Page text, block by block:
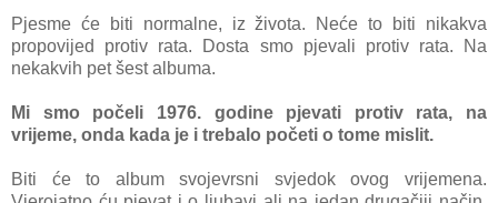
Pjesme će biti normalne, iz života. Neće to biti nikakva
propovijed protiv rata. Dosta smo pjevali protiv rata. Na
nekakvih pet šest albuma.
Mi smo počeli 1976. godine pjevati protiv rata, na
vrijeme, onda kada je i trebalo početi o tome mislit.
Biti će to album svojevrsni svjedok ovog vrijemena.